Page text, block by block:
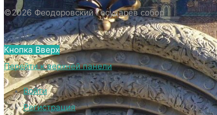
СВЯЩЕННОСЛУЖИТЕЛЕЙ СОБОРА.
ВНЕШНИЙ ВИД
ВНЕШНИЙ ВИД СОБОРА
ВЕРХНИЙ ХРАМ ФЕОДОРОВСКОГО
ГОСУДАРЕВА СОБОРА
НИЖНИЙ ХРАМ ФЕОДОРОВСКОГО
ГОСУДАРЕВА СОБОРА
©2026 Феодоровский Государев собор
Кнопка Вверх
Перейти к верхней панели
Войти
Регистрация